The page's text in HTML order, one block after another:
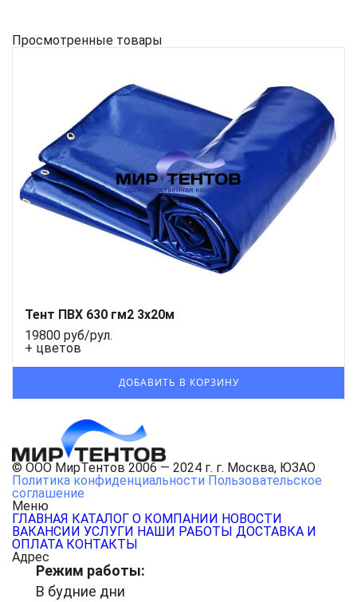
Просмотренные товары
Тент ПВХ 630 гм2 3x20м
19800 руб/рул.
+ цветов
© ООО МирТентов 2006 — 2024 г. г. Москва, ЮЗАО
Политика конфиденциальности Пользовательское
соглашение
Меню
ГЛАВНАЯ КАТАЛОГ О КОМПАНИИ НОВОСТИ
ВАКАНСИИ УСЛУГИ НАШИ РАБОТЫ ДОСТАВКА И
ОПЛАТА КОНТАКТЫ
Адрес
Режим работы:
В будние дни